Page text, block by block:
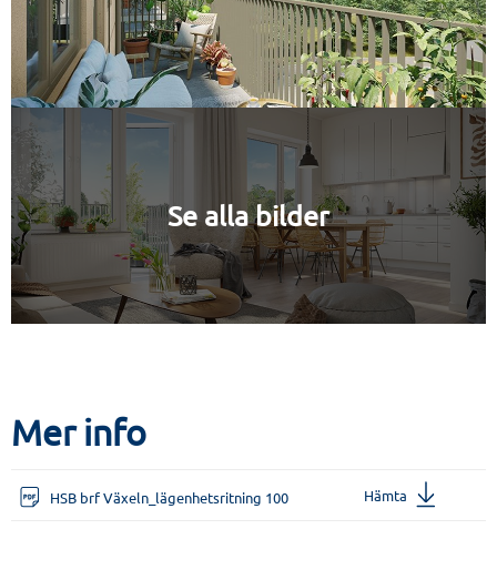
Se alla bilder
Mer info
HSB brf Växeln_lägenhetsritning 100 Hämta